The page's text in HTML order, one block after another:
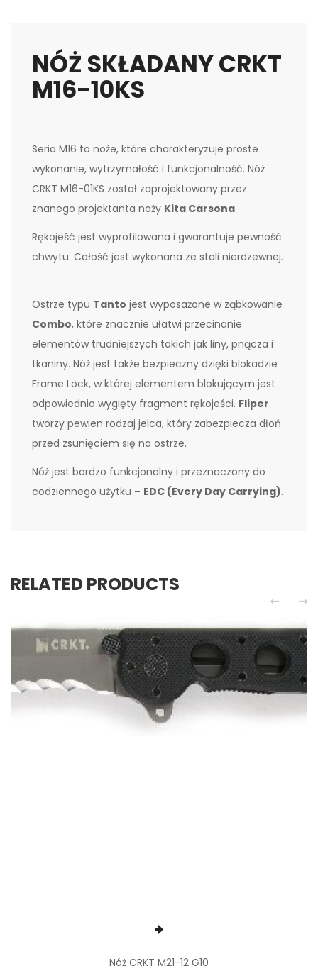
NÓŻ SKŁADANY CRKT
M16-10KS
Seria M16 to noże, które charakteryzuje proste
wykonanie, wytrzymałość i funkcjonalność. Nóż
CRKT M16-01KS został zaprojektowany przez
znanego projektanta noży Kita Carsona.
Rękojeść jest wyprofilowana i gwarantuje pewność
chwytu. Całość jest wykonana ze stali nierdzewnej.
Ostrze typu Tanto jest wyposażone w ząbkowanie
Combo, które znacznie ułatwi przecinanie
elementów trudniejszych takich jak liny, pnącza i
tkaniny. Nóż jest także bezpieczny dzięki blokadzie
Frame Lock, w której elementem blokującym jest
odpowiednio wygięty fragment rękojeści. Fliper
tworzy pewien rodzaj jelca, który zabezpiecza dłoń
przed zsunięciem się na ostrze.
Nóż jest bardzo funkcjonalny i przeznaczony do
codziennego użytku – EDC (Every Day Carrying).
RELATED PRODUCTS
Nóż CRKT M21-12 G10